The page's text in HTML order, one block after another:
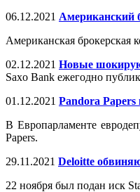
06.12.2021 Американский
Американская брокерская
02.12.2021 Новые
Saxo Bank ежегодно
01.12.2021 Pandora
В Европарламенте
Papers.
29.11.2021 Deloitte
22 ноября был подан иск